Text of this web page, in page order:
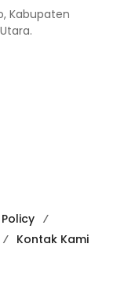
Kabupaten
Kontak Kami